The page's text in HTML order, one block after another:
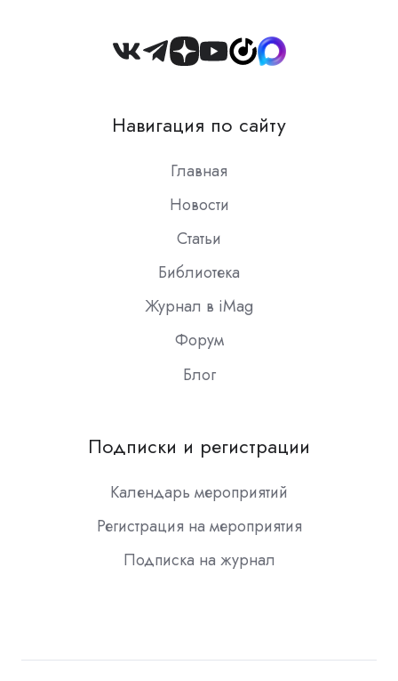
Join
Slack
Навигация по сайту
Главная
Новости
Статьи
Библиотека
Журнал в iMag
Форум
Блог
Подписки и регистрации
Календарь мероприятий
Регистрация на мероприятия
Подписка на журнал